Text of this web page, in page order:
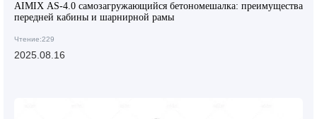
AIMIX AS-4.0 самозагружающийся бетономешалка: преимущества
передней кабины и шарнирной рамы
Чтение:229
2025.08.16